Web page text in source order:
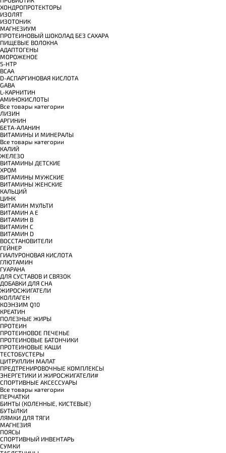
ХОНДРОПРОТЕКТОРЫ
ИЗОЛЯТ
ИЗОТОНИК
МАГНЕЗИУМ
ПРОТЕИНОВЫЙ ШОКОЛАД БЕЗ САХАРА
ПИЩЕВЫЕ ВОЛОКНА
АДАПТОГЕНЫ
МОРОЖЕНОЕ
5-HTP
BCAA
D-АСПАРГИНОВАЯ КИСЛОТА
GABA
L-КАРНИТИН
АМИНОКИСЛОТЫ
Все товары категории
ЛИЗИН
АРГИНИН
БЕТА-АЛАНИН
ВИТАМИНЫ И МИНЕРАЛЫ
Все товары категории
КАЛИЙ
ЖЕЛЕЗО
ВИТАМИНЫ ДЕТСКИЕ
ХРОМ
ВИТАМИНЫ МУЖСКИЕ
ВИТАМИНЫ ЖЕНСКИЕ
КАЛЬЦИЙ
ЦИНК
ВИТАМИН МУЛЬТИ
ВИТАМИН A E
ВИТАМИН B
ВИТАМИН C
ВИТАМИН D
ВОССТАНОВИТЕЛИ
ГЕЙНЕР
ГИАЛУРОНОВАЯ КИСЛОТА
ГЛЮТАМИН
ГУАРАНА
ДЛЯ СУСТАВОВ И СВЯЗОК
ДОБАВКИ ДЛЯ СНА
ЖИРОСЖИГАТЕЛИ
КОЛЛАГЕН
КОЭНЗИМ Q10
КРЕАТИН
ПОЛЕЗНЫЕ ЖИРЫ
ПРОТЕИН
ПРОТЕИНОВОЕ ПЕЧЕНЬЕ
ПРОТЕИНОВЫЕ БАТОНЧИКИ
ПРОТЕИНОВЫЕ КАШИ
ТЕСТОБУСТЕРЫ
ЦИТРУЛЛИН МАЛАТ
ПРЕДТРЕНИРОВОЧНЫЕ КОМПЛЕКСЫ
ЭНЕРГЕТИКИ И ЖИРОСЖИГАТЕЛИ#
СПОРТИВНЫЕ АКСЕССУАРЫ
Все товары категории
ПЕРЧАТКИ
БИНТЫ (КОЛЕННЫЕ, КИСТЕВЫЕ)
БУТЫЛКИ
ЛЯМКИ ДЛЯ ТЯГИ
МАГНЕЗИЯ
ПОЯСЫ
СПОРТИВНЫЙ ИНВЕНТАРЬ
СУМКИ